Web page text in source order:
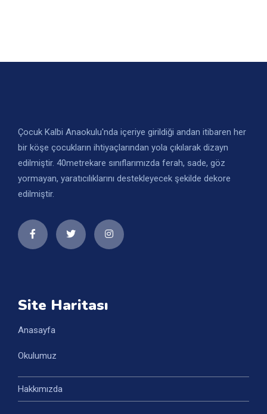
Çocuk Kalbi Anaokulu'nda içeriye girildiği andan itibaren her
bir köşe çocukların ihtiyaçlarından yola çıkılarak dizayn
edilmiştir. 40metrekare sınıflarımızda ferah, sade, göz
yormayan, yaratıcılıklarını destekleyecek şekilde dekore
edilmiştir.
Site Haritası
Anasayfa
Okulumuz
Hakkımızda